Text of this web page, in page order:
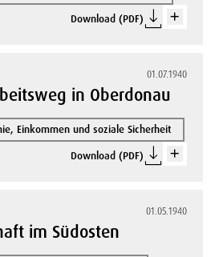
Download (PDF)
01.07.1940
in Oberdonau
Einkommen und soziale Sicherheit
Download (PDF)
01.05.1940
im Südosten